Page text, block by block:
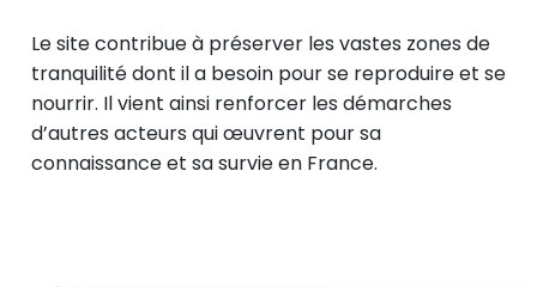
Le site contribue à préserver les vastes zones de
tranquilité dont il a besoin pour se reproduire et se
nourrir. Il vient ainsi renforcer les démarches
d’autres acteurs qui œuvrent pour sa
connaissance et sa survie en France.